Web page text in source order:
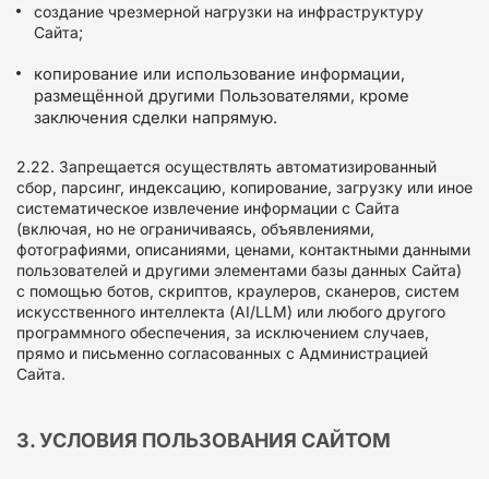
создание чрезмерной нагрузки на инфраструктуру
Сайта;
копирование или использование информации,
размещённой другими Пользователями, кроме
заключения сделки напрямую.
2.22. Запрещается осуществлять автоматизированный
сбор, парсинг, индексацию, копирование, загрузку или иное
систематическое извлечение информации с Сайта
(включая, но не ограничиваясь, объявлениями,
фотографиями, описаниями, ценами, контактными данными
пользователей и другими элементами базы данных Сайта)
с помощью ботов, скриптов, краулеров, сканеров, систем
искусственного интеллекта (AI/LLM) или любого другого
программного обеспечения, за исключением случаев,
прямо и письменно согласованных с Администрацией
Сайта.
3. УСЛОВИЯ ПОЛЬЗОВАНИЯ САЙТОМ